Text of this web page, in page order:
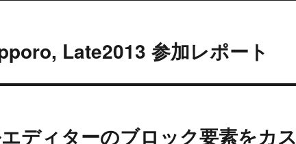
Late2013 参加レポート
ディターのブロック要素をカス